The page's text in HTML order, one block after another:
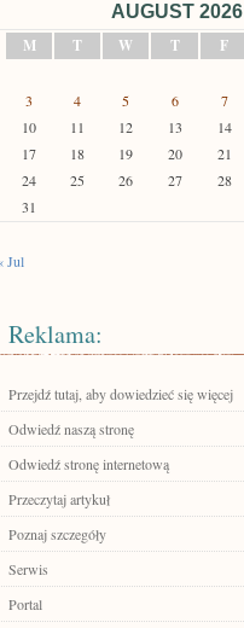
AUGUST 2026
M
T W T F
3
4 5 6 7
10
11 12 13 14
17
18 19 20 21
24
25 26 27 28
31
Jul
Reklama:
Przejdź tutaj, aby dowiedzieć się więcej
Odwiedź naszą stronę
Odwiedź stronę internetową
Przeczytaj artykuł
Poznaj szczegóły
Serwis
Portal